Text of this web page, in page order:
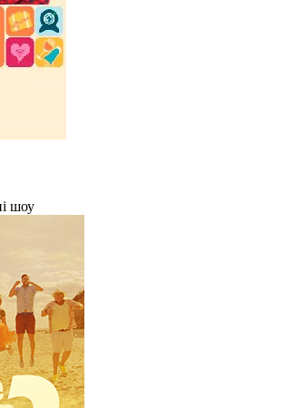
шоу